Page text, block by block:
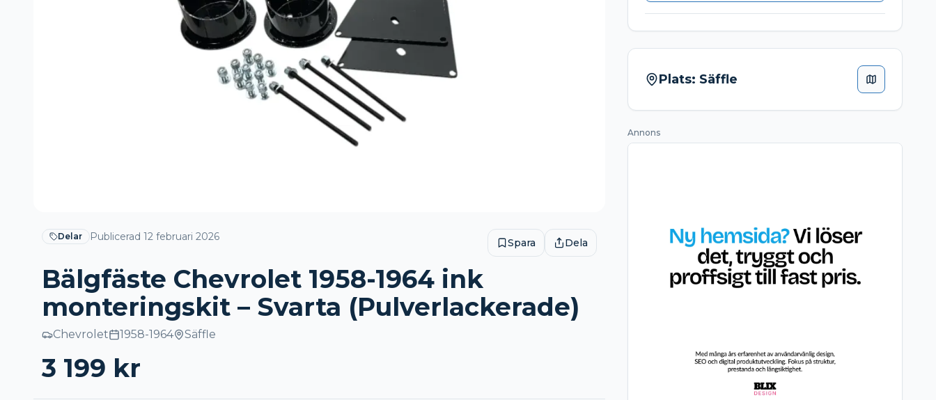
Delar Publicerad 12 februari 2026 Spara Dela
Bälgfäste Chevrolet 1958-1964 ink
monteringskit – Svarta (Pulverlackerade)
Chevrolet 1958-1964 Säffle
3 199 kr
Plats: Säffle
Annons